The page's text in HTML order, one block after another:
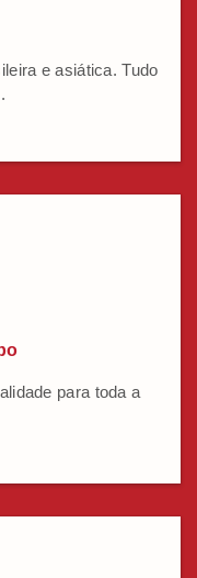
e asiática. Tudo
para toda a